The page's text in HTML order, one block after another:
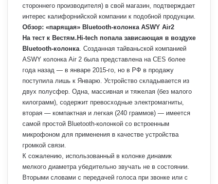
стороннего производителя) в свой магазин, подтверждает
интерес калифорнийской компании к подобной продукции.
Обзор: «парящая» Bluetooth-колонка ASWY Air2
На тест к Вестям.Hi-tech попала зависающая в воздухе
Bluetooth-колонка. Созданная тайваньской компанией
ASWY колонка Air 2 была представлена на CES более
года назад — в январе 2015-го, но в РФ в продажу
поступила лишь к Январю. Устройство складывается из
двух полусфер. Одна, массивная и тяжелая (без малого
килограмм), содержит превосходные электромагниты,
вторая — компактная и легкая (240 граммов) — имеется
самой простой Bluetooth-колонкой со встроенным
микрофоном для применения в качестве устройства
громкой связи.
К сожалению, использованный в колонке динамик
мелкого диаметра убедительно звучать не в состоянии.
Вторыми словами с передачей голоса при звонке или с